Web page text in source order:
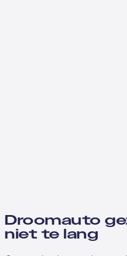
Droomauto
niet te lang